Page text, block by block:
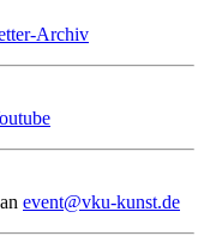
Archiv
event@vku-kunst.de